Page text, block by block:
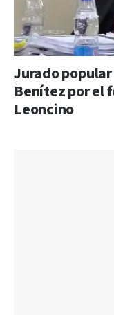
Jurado
Benítez por el
Leoncino